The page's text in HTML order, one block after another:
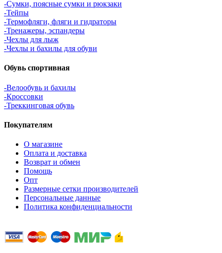
-Сумки, поясные сумки и рюкзаки
-Тейпы
-Термофляги, фляги и гидраторы
-Тренажеры, эспандеры
-Чехлы для лыж
-Чехлы и бахилы для обуви
Обувь спортивная
-Велообувь и бахилы
-Кроссовки
-Треккинговая обувь
Покупателям
О магазине
Оплата и доставка
Возврат и обмен
Помощь
Опт
Размерные сетки производителей
Персональные данные
Политика конфиденциальности